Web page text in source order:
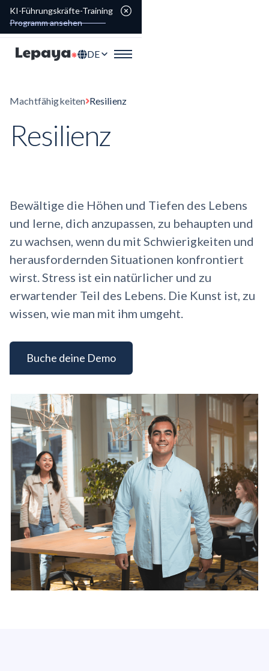
KI-Führungskräfte-Training
Programm ansehen
DE
Machtfähigkeiten Resilienz
Resilienz
Bewältige die Höhen und Tiefen des Lebens
und lerne, dich anzupassen, zu behaupten und
zu wachsen, wenn du mit Schwierigkeiten und
herausfordernden Situationen konfrontiert
wirst. Stress ist ein natürlicher und zu
erwartender Teil des Lebens. Die Kunst ist, zu
wissen, wie man mit ihm umgeht.
Buche deine Demo